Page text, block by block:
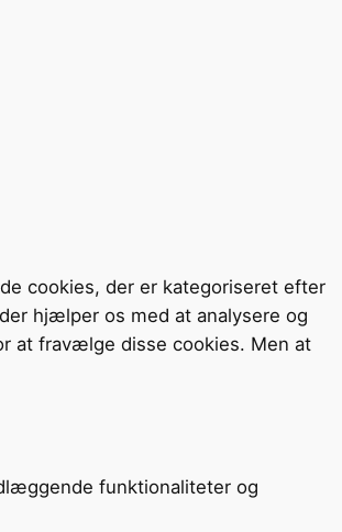
cookies, der er kategoriseret efter
hjælper os med at analysere og
at fravælge disse cookies. Men at
funktionaliteter og